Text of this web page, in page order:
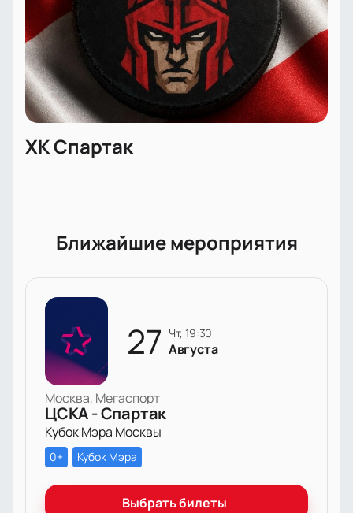
ХК Спартак
Ближайшие мероприятия
27 чт, 19:30
Августа
Москва, Мегаспорт
ЦСКА - Спартак
Кубок Мэра Москвы
0+ Кубок Мэра
Выбрать билеты